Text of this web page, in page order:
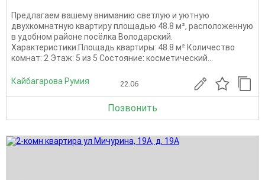
Предлагаем вашему вниманию светлую и уютную
двухкомнатную квартиру площадью 48.8 м², расположенную
в удобном районе посёлка Володарский.
Характеристики:Площадь квартиры: 48.8 м² Количество
комнат: 2 Этаж: 5 из 5 Состояние: косметический...
Кайбагарова Румия 22.06
Позвонить